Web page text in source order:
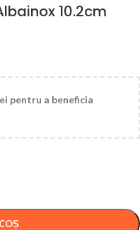
10.2cm
pentru a beneficia